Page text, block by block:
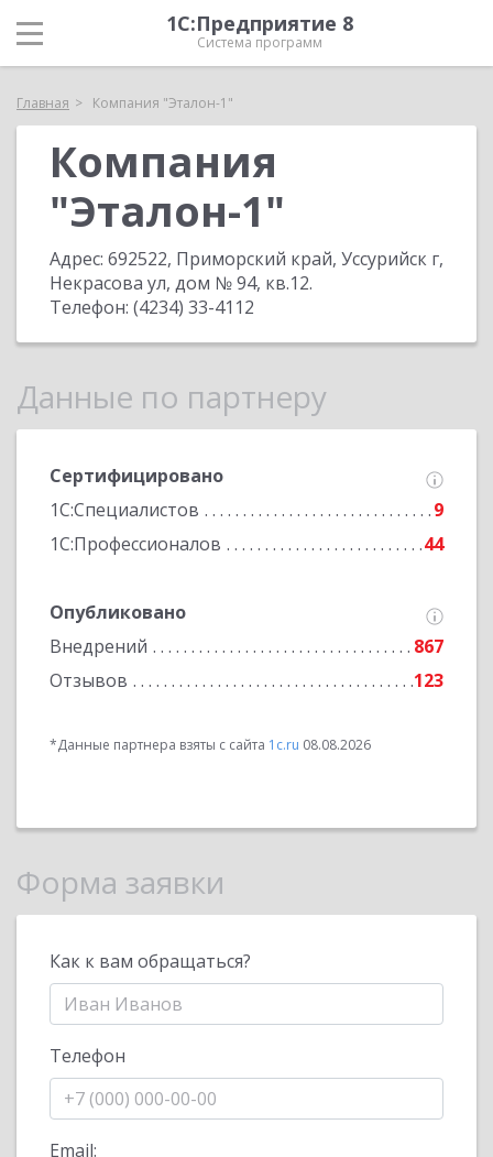
1С:Предприятие 8
Система программ
Главная Компания "Эталон-1"
Компания
"Эталон-1"
Адрес: 692522, Приморский край, Уссурийск г,
Некрасова ул, дом № 94, кв.12.
Телефон: (4234) 33-4112
Данные по партнеру
Сертифицировано
1С:Специалистов
9
1С:Профессионалов
44
Опубликовано
Внедрений
867
Отзывов
123
*Данные партнера взяты с сайта 1c.ru 08.08.2026
Форма заявки
Как к вам обращаться?
Телефон
Email: